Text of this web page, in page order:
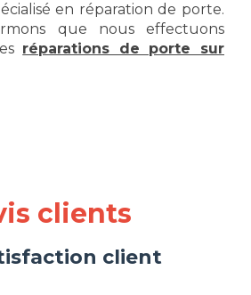
en réparation de porte.
que nous effectuons
réparations de porte sur
clients
client